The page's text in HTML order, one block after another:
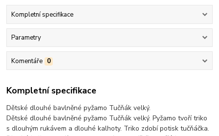
Kompletní specifikace
Parametry
Komentáře 0
Kompletní specifikace
Dětské dlouhé bavlněné pyžamo Tučňák velký.
Dětské dlouhé bavlněné pyžamo Tučňák velký. Pyžamo tvoří triko
s dlouhým rukávem a dlouhé kalhoty. Triko zdobí potisk tučňáčka.